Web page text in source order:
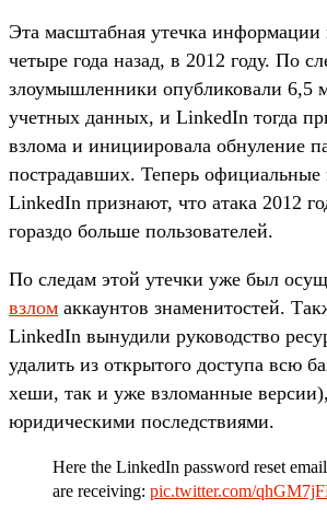
Эта масштабная утечка
четыре года назад, в 2012 году. По
злоумышленники опубликовали 6,5
учетных данных, и LinkedIn тогда
взлома и инициировала обнуление
пострадавших. Теперь официальные
LinkedIn признают, что атака 2012
гораздо больше пользователей.
По следам этой утечки уже был
взлом аккаунтов знаменитостей.
LinkedIn вынудили руководство
удалить из открытого доступа всю
хеши, так и уже взломанные
юридическими последствиями.
Here the LinkedIn password reset
are receiving: pic.twitter.com/